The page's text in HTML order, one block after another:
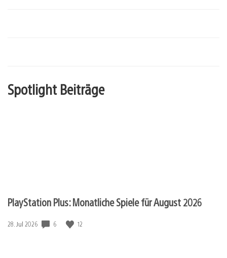
Spotlight Beiträge
PlayStation Plus: Monatliche Spiele für August 2026
Veröffentlichungsdatum:
28. Jul 2026 6 12